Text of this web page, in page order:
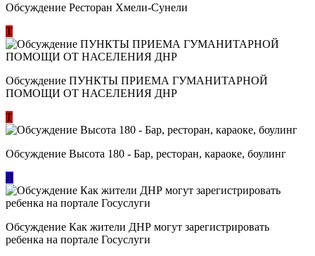
Обсуждение Ресторан Хмели-Сунели
Т
Обсуждение ​ПУНКТЫ ПРИЕМА ГУМАНИТАРНОЙ
ПОМОЩИ ОТ НАСЕЛЕНИЯ ДНР
Т
Обсуждение Высота 180 - Бар, ресторан, караоке, боулинг
Л
Обсуждение Как жители ДНР могут зарегистрировать
ребенка на портале Госуслуги